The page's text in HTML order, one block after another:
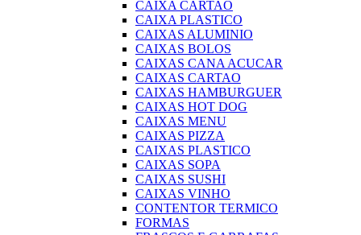
CAIXA CARTAO
CAIXA PLASTICO
CAIXAS ALUMINIO
CAIXAS BOLOS
CAIXAS CANA ACUCAR
CAIXAS CARTAO
CAIXAS HAMBURGUER
CAIXAS HOT DOG
CAIXAS MENU
CAIXAS PIZZA
CAIXAS PLASTICO
CAIXAS SOPA
CAIXAS SUSHI
CAIXAS VINHO
CONTENTOR TERMICO
FORMAS